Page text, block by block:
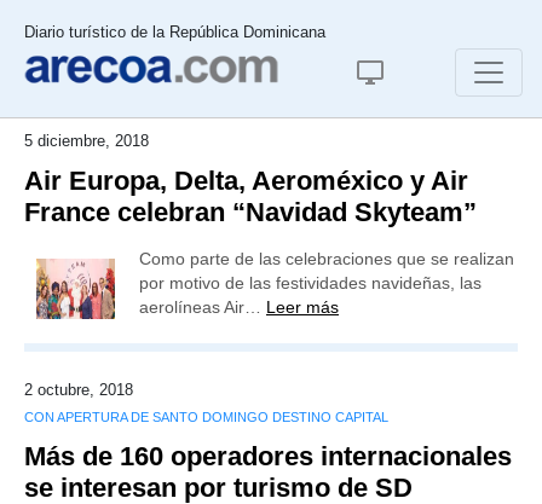
Diario turístico de la República Dominicana
5 diciembre, 2018
Air Europa, Delta, Aeroméxico y Air
France celebran “Navidad Skyteam”
Como parte de las celebraciones que se realizan
por motivo de las festividades navideñas, las
aerolíneas Air… Leer más
2 octubre, 2018
CON APERTURA DE SANTO DOMINGO DESTINO CAPITAL
Más de 160 operadores internacionales
se interesan por turismo de SD